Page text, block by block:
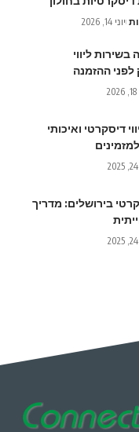
יוני 14, 2026
ליווי
ההזמנה
דיסקרטי ואיכותי
בירושלים: מדריך